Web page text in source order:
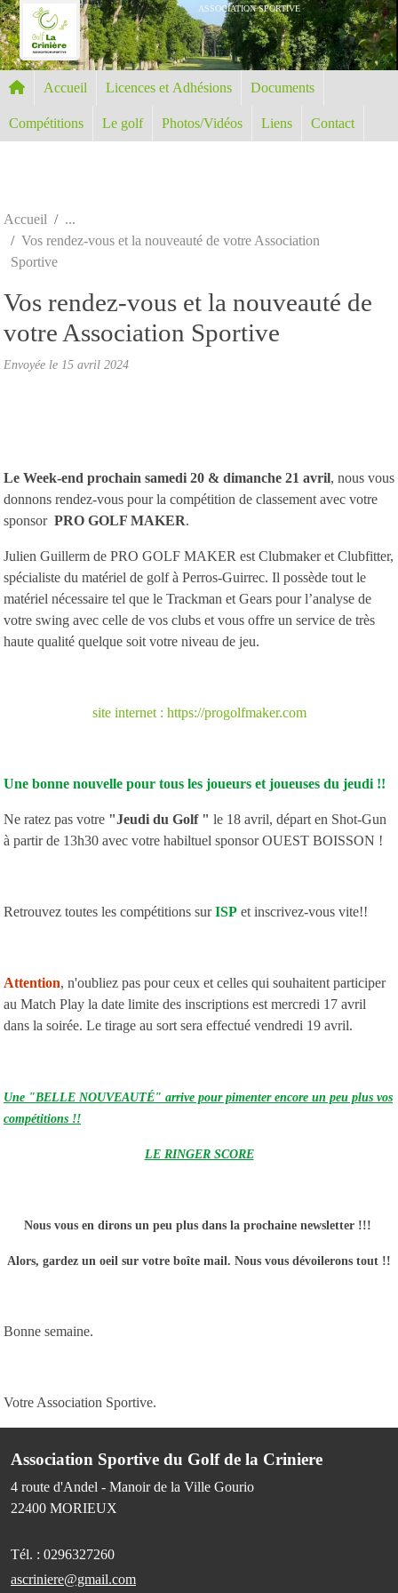
ASSOCIATION SPORTIVE
Accueil Licences et Adhésions Documents
Compétitions Le golf Photos/Vidéos Liens Contact
Accueil
Vos rendez-vous et la nouveauté de votre Association
Sportive
Vos rendez-vous et la nouveauté de
votre Association Sportive
Envoyée le 15 avril 2024
Le Week-end prochain samedi 20 & dimanche 21 avril, nous vous
donnons rendez-vous pour la compétition de classement avec votre
sponsor PRO GOLF MAKER.
Julien Guillerm de PRO GOLF MAKER est Clubmaker et Clubfitter,
spécialiste du matériel de golf à Perros-Guirrec. Il possède tout le
matériel nécessaire tel que le Trackman et Gears pour l’analyse de
votre swing avec celle de vos clubs et vous offre un service de très
haute qualité quelque soit votre niveau de jeu.
site internet : https://progolfmaker.com
Une bonne nouvelle pour tous les joueurs et joueuses du jeudi !!
Ne ratez pas votre "Jeudi du Golf " le 18 avril, départ en Shot-Gun
à partir de 13h30 avec votre habiltuel sponsor OUEST BOISSON !
Retrouvez toutes les compétitions surISP et inscrivez-vous vite!!
Attention, n'oubliez pas pour ceux et celles qui souhaitent participer
au Match Play la date limite des inscriptions est mercredi 17 avril
dans la soirée. Le tirage au sort sera effectué vendredi 19 avril.
Une "BELLE NOUVEAUTÉ" arrive pour pimenter encore un peu plus vos
compétitions !!
LE RINGER SCORE
Nous vous en dirons un peu plus dans la prochaine newsletter !!!
Alors, gardez un oeil sur votre boîte mail. Nous vous dévoilerons tout !!
Bonne semaine.
Votre Association Sportive.
Association Sportive du Golf de la Criniere
4 route d'Andel - Manoir de la Ville Gourio
22400 MORIEUX
Tél. : 0296327260
ascriniere@gmail.com
Panneau de gestion des cookies